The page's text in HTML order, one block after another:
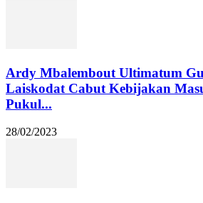
Ardy Mbalembout Ultimatum
Laiskodat Cabut Kebijakan
Pukul...
28/02/2023